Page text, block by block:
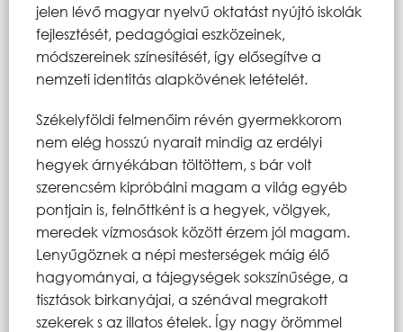
jelen lévő magyar nyelvű oktatást nyújtó iskolák
fejlesztését, pedagógiai eszközeinek,
módszereinek színesítését, így elősegítve a
nemzeti identitás alapkövének letételét.
Székelyföldi felmenőim révén gyermekkorom
nem elég hosszú nyarait mindig az erdélyi
hegyek árnyékában töltöttem, s bár volt
szerencsém kipróbálni magam a világ egyéb
pontjain is, felnőttként is a hegyek, völgyek,
meredek vízmosások között érzem jól magam.
Lenyűgöznek a népi mesterségek máig élő
hagyományai, a tájegységek sokszínűsége, a
tisztások birkanyájai, a szénával megrakott
szekerek s az illatos ételek. Így nagy örömmel